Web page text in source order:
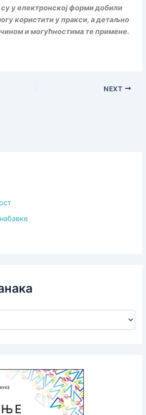
у електронској форми добили
користити у пракси, а детаљно
и могућностима те примене.
NEXT